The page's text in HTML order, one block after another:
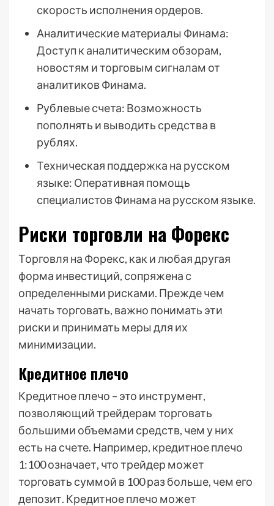
скорость исполнения ордеров.
Аналитические материалы Финама:
Доступ к аналитическим обзорам,
новостям и торговым сигналам от
аналитиков Финама.
Рублевые счета: Возможность
пополнять и выводить средства в
рублях.
Техническая поддержка на русском
языке: Оперативная помощь
специалистов Финама на русском языке.
Риски торговли на Форекс
Торговля на Форекс, как и любая другая
форма инвестиций, сопряжена с
определенными рисками. Прежде чем
начать торговать, важно понимать эти
риски и принимать меры для их
минимизации.
Кредитное плечо
Кредитное плечо – это инструмент,
позволяющий трейдерам торговать
большими объемами средств, чем у них
есть на счете. Например, кредитное плечо
1:100 означает, что трейдер может
торговать суммой в 100 раз больше, чем его
депозит. Кредитное плечо может